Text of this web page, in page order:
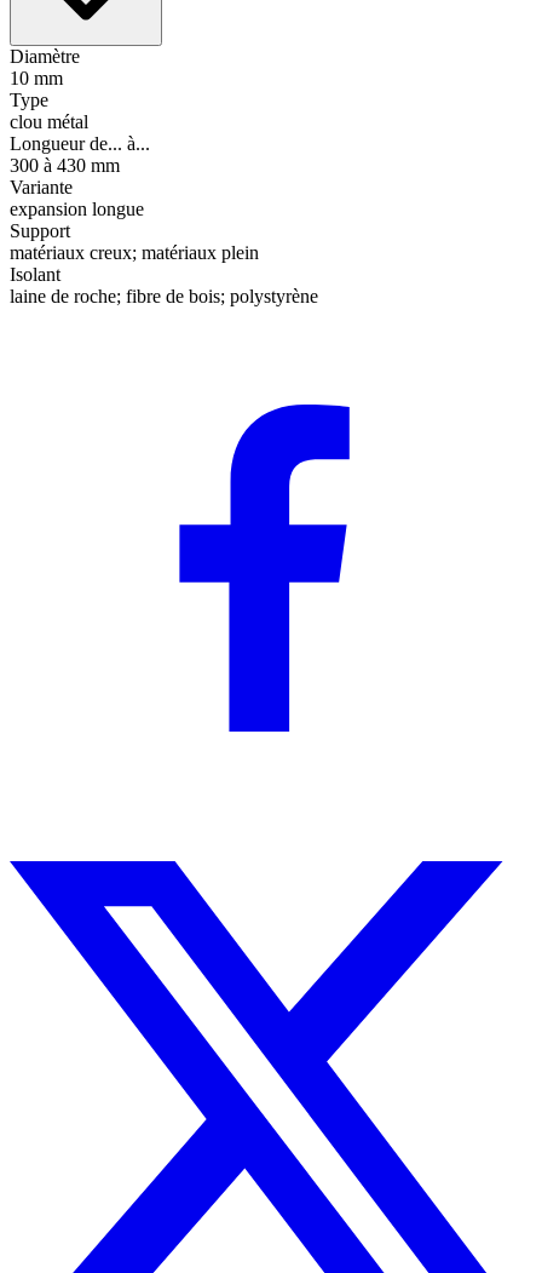
Diamètre
10 mm
Type
clou métal
Longueur de... à...
300 à 430 mm
Variante
expansion longue
Support
matériaux creux; matériaux plein
Isolant
laine de roche; fibre de bois; polystyrène